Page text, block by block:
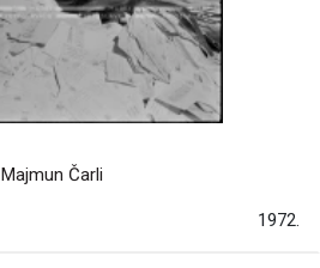
Majmun Čarli
1972.